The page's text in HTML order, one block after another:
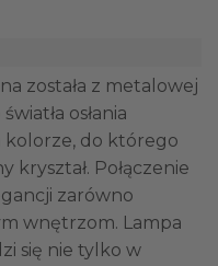
została z metalowej
osłania
kolorze, do którego
kryształ. Połączenie
zarówno
wnętrzom. Lampa
się nie tylko w